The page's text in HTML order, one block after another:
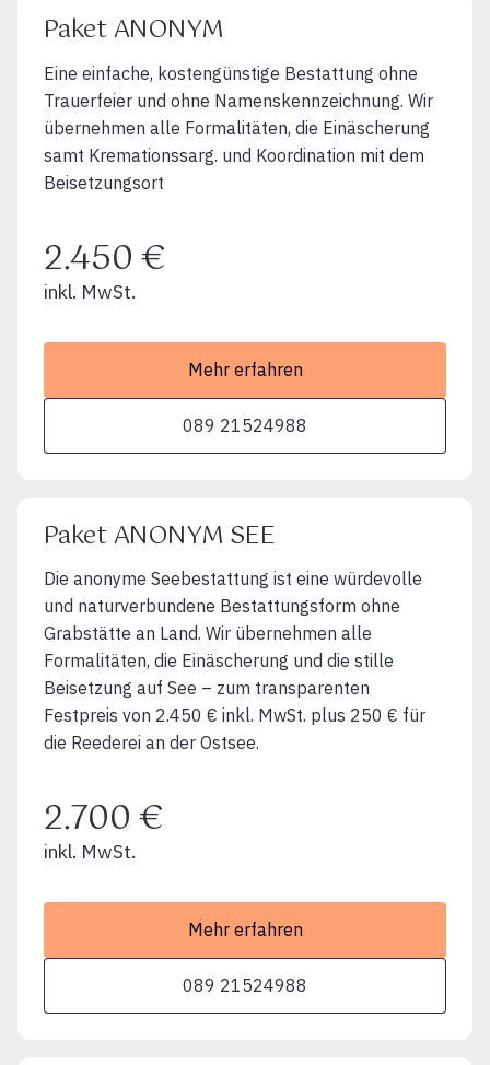
Paket ANONYM
Eine einfache, kostengünstige Bestattung ohne
Trauerfeier und ohne Namenskennzeichnung. Wir
übernehmen alle Formalitäten, die Einäscherung
samt Kremationssarg. und Koordination mit dem
Beisetzungsort
2.450 €
inkl. MwSt.
Mehr erfahren
089 21524988
Paket ANONYM SEE
Die anonyme Seebestattung ist eine würdevolle
und naturverbundene Bestattungsform ohne
Grabstätte an Land. Wir übernehmen alle
Formalitäten, die Einäscherung und die stille
Beisetzung auf See – zum transparenten
Festpreis von 2.450 € inkl. MwSt. plus 250 € für
die Reederei an der Ostsee.
2.700 €
inkl. MwSt.
Mehr erfahren
089 21524988